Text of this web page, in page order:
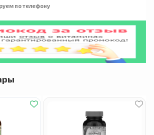
по телефону